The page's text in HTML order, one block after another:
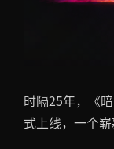
时隔25年，《
式上线，一个崭